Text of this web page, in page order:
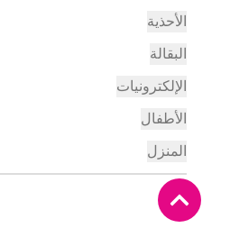
الأحذية
البقالة
الإلكترونيات
الأطفال
المنزل